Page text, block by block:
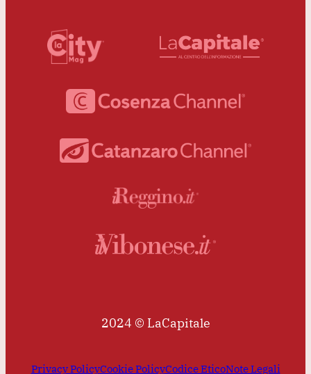
2024 © LaCapitale
Privacy PolicyCookie PolicyCodice EticoNote Legali